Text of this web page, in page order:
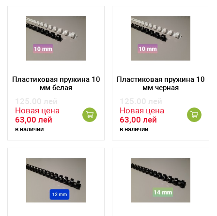
Пластиковая пружина 10
мм белая
125.00 лей
Новая цена
63,00 лей
в наличии
Пластиковая пружина 10
мм черная
125.00 лей
Новая цена
63,00 лей
в наличии